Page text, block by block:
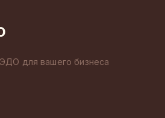
для вашего бизнеса